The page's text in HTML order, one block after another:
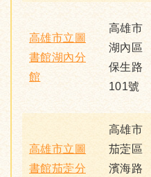
高雄市立圖
書館湖內分
館
高雄市
湖內區
保生路
101號
高雄市立圖
書館茄萣分
高雄市
茄萣區
濱海路